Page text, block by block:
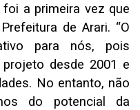
a primeira vez que
de Arari. “O
para nós, pois
desde 2001 e
No entanto, não
do potencial da